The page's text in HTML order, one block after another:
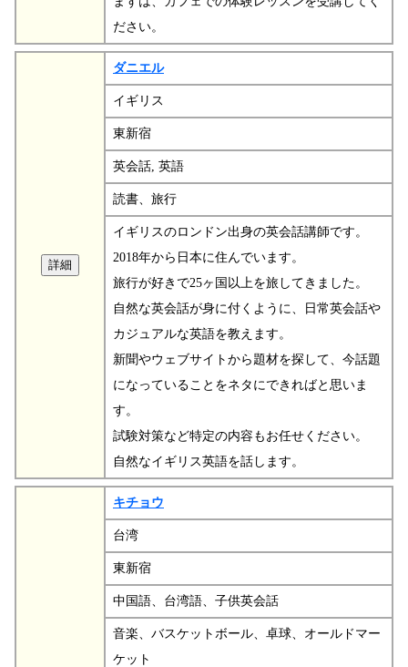
ださい。
ダニエル
イギリス
東新宿
英会話, 英語
読書、旅行
イギリスのロンドン出身の英会話講師です。
2018年から日本に住んでいます。
旅行が好きで25ヶ国以上を旅してきました。
自然な英会話が身に付くように、日常英会話や
カジュアルな英語を教えます。
新聞やウェブサイトから題材を探して、今話題
になっていることをネタにできればと思いま
す。
試験対策など特定の内容もお任せください。
自然なイギリス英語を話します。
キチョウ
台湾
東新宿
中国語、台湾語、子供英会話
音楽、バスケットボール、卓球、オールドマー
ケット